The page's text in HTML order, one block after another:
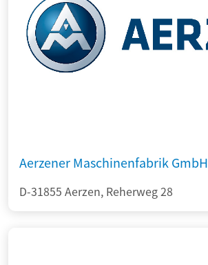
Aerzener Maschinenfabrik GmbH
D-31855 Aerzen, Reherweg 28